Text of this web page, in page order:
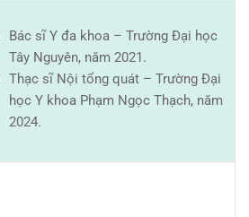
Bác sĩ Y đa khoa – Trường Đại học
Tây Nguyên, năm 2021.
Thạc sĩ Nội tổng quát – Trường Đại
học Y khoa Phạm Ngọc Thạch, năm
2024.